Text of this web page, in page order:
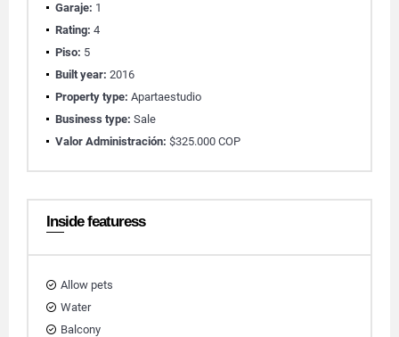
Garaje: 1
Rating: 4
Piso: 5
Built year: 2016
Property type: Apartaestudio
Business type: Sale
Valor Administración: $325.000 COP
Inside featuress
Allow pets
Water
Balcony